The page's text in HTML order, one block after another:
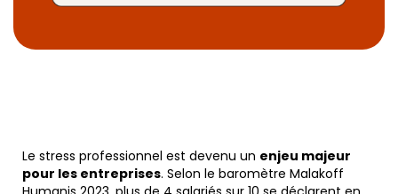
Le stress professionnel est devenu un enjeu majeur
pour les entreprises. Selon le baromètre Malakoff